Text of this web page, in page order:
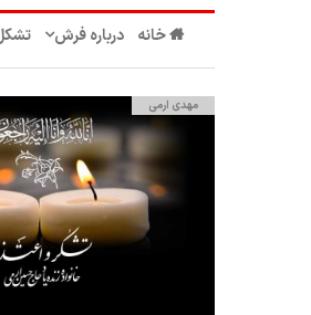
خانه درباره فرش
مهدی ارمی